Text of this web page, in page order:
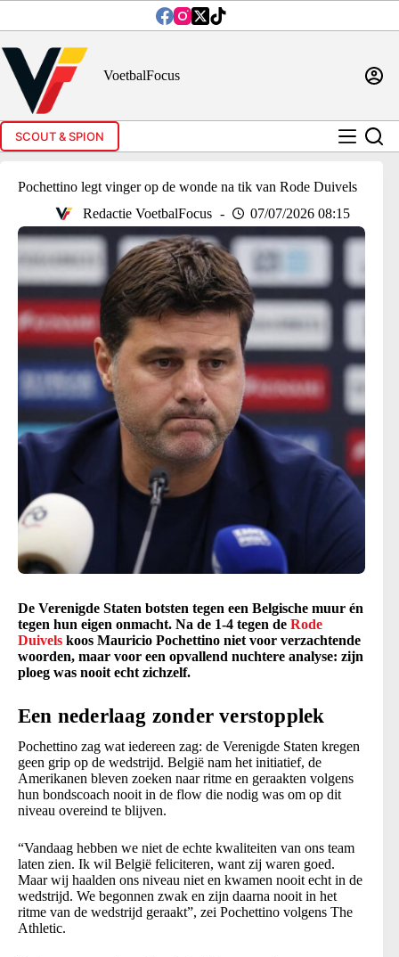
inhoud
VoetbalFocus
SCOUT & SPION
Pochettino legt vinger op de wonde na tik van Rode Duivels
Redactie VoetbalFocus
07/07/2026 08:15
De Verenigde Staten botsten tegen een Belgische muur én
tegen hun eigen onmacht. Na de 1-4 tegen de Rode
Duivels koos Mauricio Pochettino niet voor verzachtende
woorden, maar voor een opvallend nuchtere analyse: zijn
ploeg was nooit echt zichzelf.
Een nederlaag zonder verstopplek
Pochettino zag wat iedereen zag: de Verenigde Staten kregen
geen grip op de wedstrijd. België nam het initiatief, de
Amerikanen bleven zoeken naar ritme en geraakten volgens
hun bondscoach nooit in de flow die nodig was om op dit
niveau overeind te blijven.
“Vandaag hebben we niet de echte kwaliteiten van ons team
laten zien. Ik wil België feliciteren, want zij waren goed.
Maar wij haalden ons niveau niet en kwamen nooit echt in de
wedstrijd. We begonnen zwak en zijn daarna nooit in het
ritme van de wedstrijd geraakt”, zei Pochettino volgens The
Athletic.